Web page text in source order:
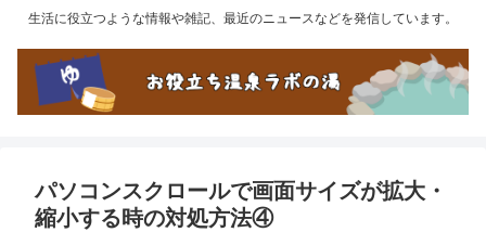
生活に役立つような情報や雑記、最近のニュースなどを発信しています。
パソコンスクロールで画面サイズが拡大・
縮小する時の対処方法④